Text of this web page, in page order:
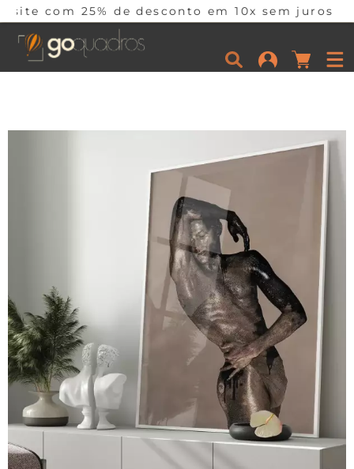
de desconto em 10x sem juros por tempo